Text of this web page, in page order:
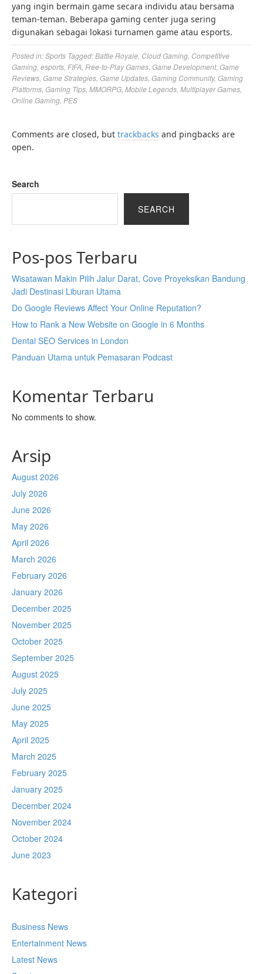
yang ingin bermain game secara individu atau bersama
teman-teman. Beberapa gaming center juga sering
digunakan sebagai lokasi turnamen game atau esports.
Posted in:Sports Tagged:Battle Royale Cloud Gaming Competitive
Gaming esports FIFA Free-to-Play Games Game Development, Game
Reviews Game Strategies Game Updates Gaming Community, Gaming
Platforms Gaming Tips MMORPG Mobile Legends Multiplayer Games
Online Gaming PES
Comments are closed, but trackbacks and pingbacks are
open.
Search
SEARCH
Pos-pos Terbaru
Wisatawan Makin Pilih Jalur Darat, Cove Proyeksikan Bandung
Jadi Destinasi Liburan Utama
Do Google Reviews Affect Your Online Reputation?
How to Rank a New Website on Google in 6 Months
Dental SEO Services in London
Panduan Utama untuk Pemasaran Podcast
Komentar Terbaru
No comments to show.
Arsip
August 2026
July 2026
June 2026
May 2026
April 2026
March 2026
February 2026
January 2026
December 2025
November 2025
October 2025
September 2025
August 2025
July 2025
June 2025
May 2025
April 2025
March 2025
February 2025
January 2025
December 2024
November 2024
October 2024
June 2023
Kategori
Business News
Entertainment News
Latest News